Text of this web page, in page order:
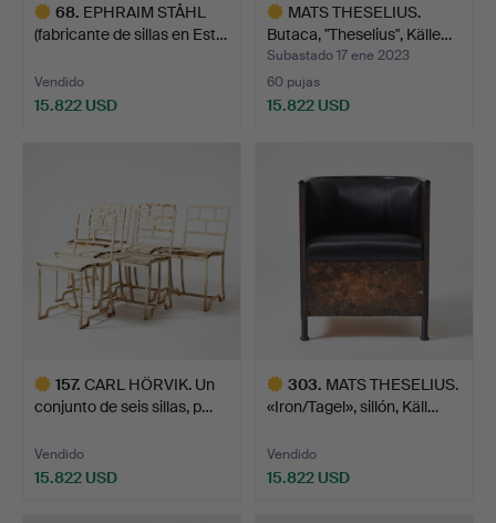
68. EPHRAIM STÅHL
(fabricante de sillas en Est…
Vendido
15.822 USD
MATS THESELIUS.
Butaca, "Theselius", Källe…
Subastado 17 ene 2023
60 pujas
15.822 USD
157. CARL HÖRVIK. Un
conjunto de seis sillas, p…
Vendido
15.822 USD
303. MATS THESELIUS.
«Iron/Tagel», sillón, Käll…
Vendido
15.822 USD